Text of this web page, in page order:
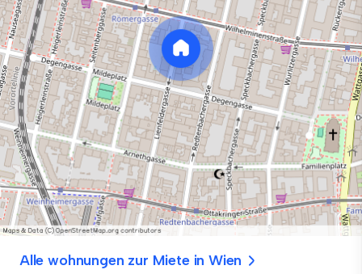
Alle wohnungen zur Miete in Wien